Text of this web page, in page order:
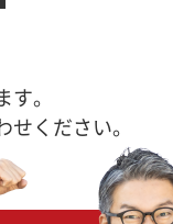
す。
ください。